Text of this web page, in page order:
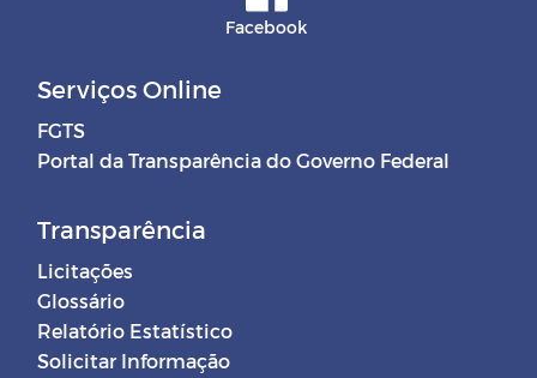
Facebook
Serviços Online
FGTS
Portal da Transparência do Governo Federal
Transparência
Licitações
Glossário
Relatório Estatístico
Solicitar Informação